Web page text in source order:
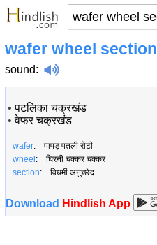
wafer wheel section
sound:
•पटलिका चक्रखंड
•वेफर चक्रखंड
wafer: पापड़ पतली रोटी
wheel : घिरनी चक्कर चक्कर
section: विधर्मी अनुच्छेद
Download Hindlish App